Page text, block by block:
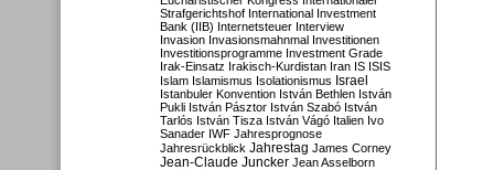
Strafgerichtshof International Investment
Bank (IIB) Internetsteuer Interview
Invasion Invasionsmahnmal Investitionen
Investitionsprogramme Investment Grade
Irak-Einsatz Irakisch-Kurdistan Iran IS ISIS
Islam Islamismus Isolationismus Israel
Istanbuler Konvention István Bethlen István
Pukli István Pásztor István Szabó István
Tarlós István Tisza István Vágó Italien Ivo
Sanader IWF Jahresprognose
Jahresrückblick Jahrestag James Corney
Jean-Claude Juncker Jean Asselborn